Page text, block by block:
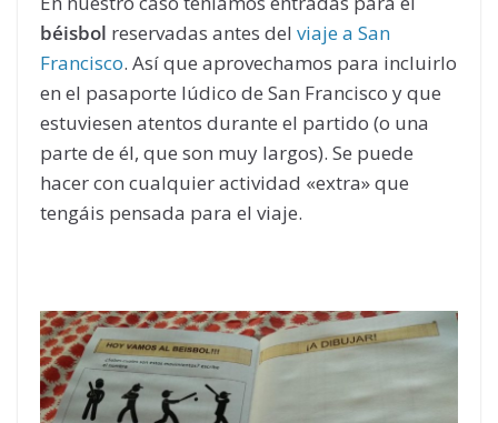
béisbol reservadas antes del viaje a San
Francisco. Así que aprovechamos para incluirlo
en el pasaporte lúdico de San Francisco y que
estuviesen atentos durante el partido (o una
parte de él, que son muy largos). Se puede
hacer con cualquier actividad «extra» que
tengáis pensada para el viaje.